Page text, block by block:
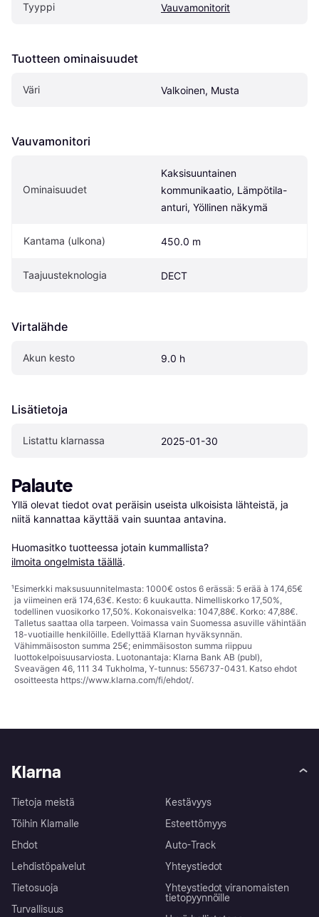
Tyyppi Vauvamonitorit
Tuotteen ominaisuudet
Väri Valkoinen, Musta
Vauvamonitori
Ominaisuudet
Kaksisuuntainen
kommunikaatio, Lämpötila-
anturi, Yöllinen näkymä
Kantama (ulkona) 450.0 m
Taajuusteknologia DECT
Virtalähde
Akun kesto 9.0 h
Lisätietoja
Listattu klarnassa 2025-01-30
Palaute
Yllä olevat tiedot ovat peräisin useista ulkoisista lähteistä, ja
niitä kannattaa käyttää vain suuntaa antavina.
Huomasitko tuotteessa jotain kummallista?
ilmoita ongelmista täällä.
¹Esimerkki maksusuunnitelmasta: 1000€ ostos 6 erässä: 5 erää à 174,65€
ja viimeinen erä 174,63€. Kesto: 6 kuukautta. Nimelliskorko 17,50%,
todellinen vuosikorko 17,50%. Kokonaisvelka: 1047,88€. Korko: 47,88€.
Talletus saattaa olla tarpeen. Voimassa vain Suomessa asuville vähintään
18-vuotiaille henkilöille. Edellyttää Klarnan hyväksynnän.
Vähimmäisoston summa 25€; enimmäisoston summa riippuu
luottokelpoisuusarviosta. Luotonantaja: Klarna Bank AB (publ),
Sveavägen 46, 111 34 Tukholma, Y-tunnus: 556737-0431. Katso ehdot
osoitteesta https://www.klarna.com/fi/ehdot/.
Klarna
Tietoja meistä
Töihin Klarnalle
Ehdot
Lehdistöpalvelut
Tietosuoja
Turvallisuus
Kestävyys
Esteettömyys
Auto-Track
Yhteystiedot
Yhteystiedot viranomaisten
tietopyynnöille